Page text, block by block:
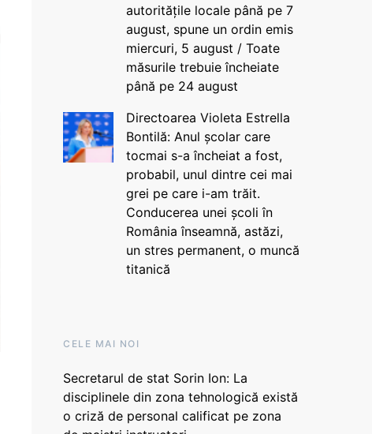
autoritățile locale până pe 7
august, spune un ordin emis
miercuri, 5 august / Toate
măsurile trebuie încheiate
până pe 24 august
Directoarea Violeta Estrella
Bontilă: Anul școlar care
tocmai s-a încheiat a fost,
probabil, unul dintre cei mai
grei pe care i-am trăit.
Conducerea unei școli în
România înseamnă, astăzi,
un stres permanent, o muncă
titanică
CELE MAI NOI
Secretarul de stat Sorin Ion: La
disciplinele din zona tehnologică există
o criză de personal calificat pe zona